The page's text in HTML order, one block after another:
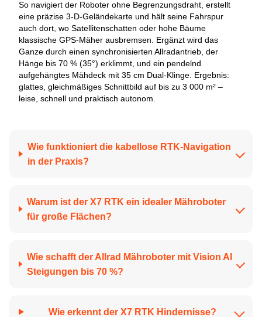
So navigiert der Roboter ohne Begrenzungsdraht, erstellt
eine präzise 3-D-Geländekarte und hält seine Fahrspur
auch dort, wo Satellitenschatten oder hohe Bäume
klassische GPS-Mäher ausbremsen. Ergänzt wird das
Ganze durch einen synchronisierten Allradantrieb, der
Hänge bis 70 % (35°) erklimmt, und ein pendelnd
aufgehängtes Mähdeck mit 35 cm Dual-Klinge. Ergebnis:
glattes, gleichmäßiges Schnittbild auf bis zu 3 000 m² –
leise, schnell und praktisch autonom.
Wie funktioniert die kabellose RTK-Navigation
in der Praxis?
Warum ist der X7 RTK ein idealer Mähroboter
für große Flächen?
Wie schafft der Allrad Mähroboter mit Vision AI
Steigungen bis 70 %?
Wie erkennt der X7 RTK Hindernisse?